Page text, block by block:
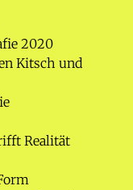
2020
Kitsch und
Realität